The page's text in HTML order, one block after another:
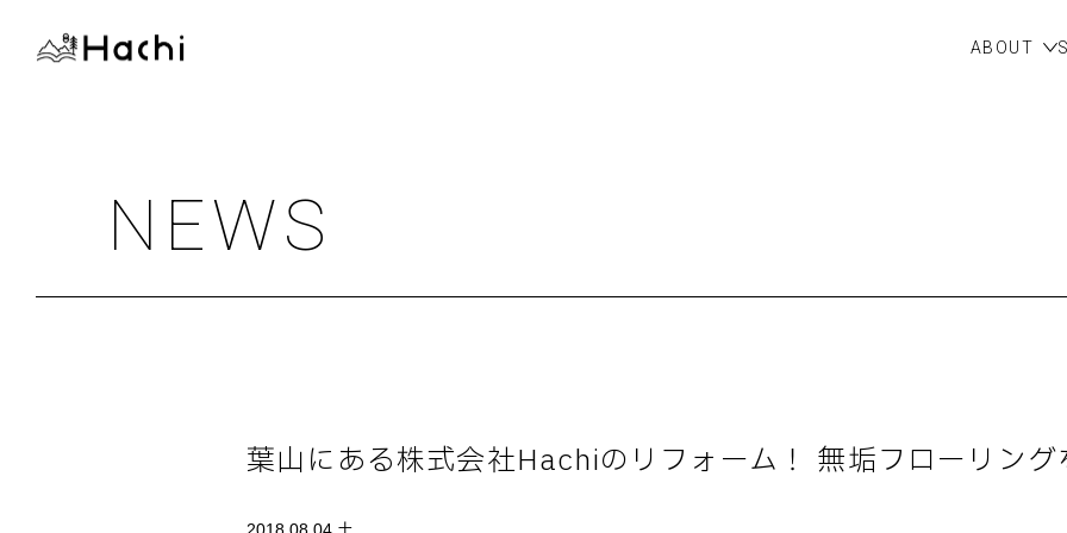
ABOUT
NEWS
葉山にある株式会社Hachiのリフォーム！ 無垢フローリング